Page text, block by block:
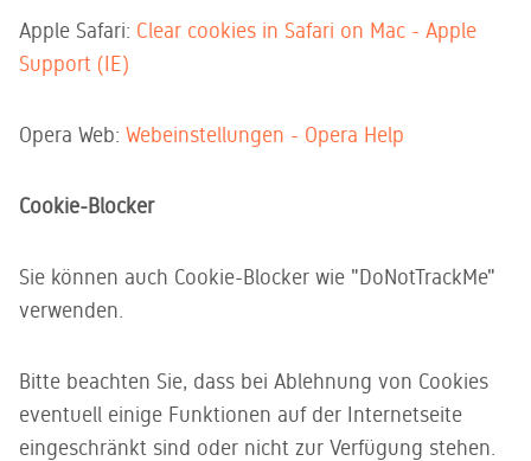
Apple Safari: Clear cookies in Safari on Mac - Apple
Support (IE)
Opera Web: Webeinstellungen - Opera Help
Cookie-Blocker
Sie können auch Cookie-Blocker wie "DoNotTrackMe"
verwenden.
Bitte beachten Sie, dass bei Ablehnung von Cookies
eventuell einige Funktionen auf der Internetseite
eingeschränkt sind oder nicht zur Verfügung stehen.